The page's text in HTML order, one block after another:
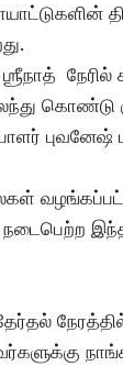
நேரில்
கொண்டு
புவனேஷ்